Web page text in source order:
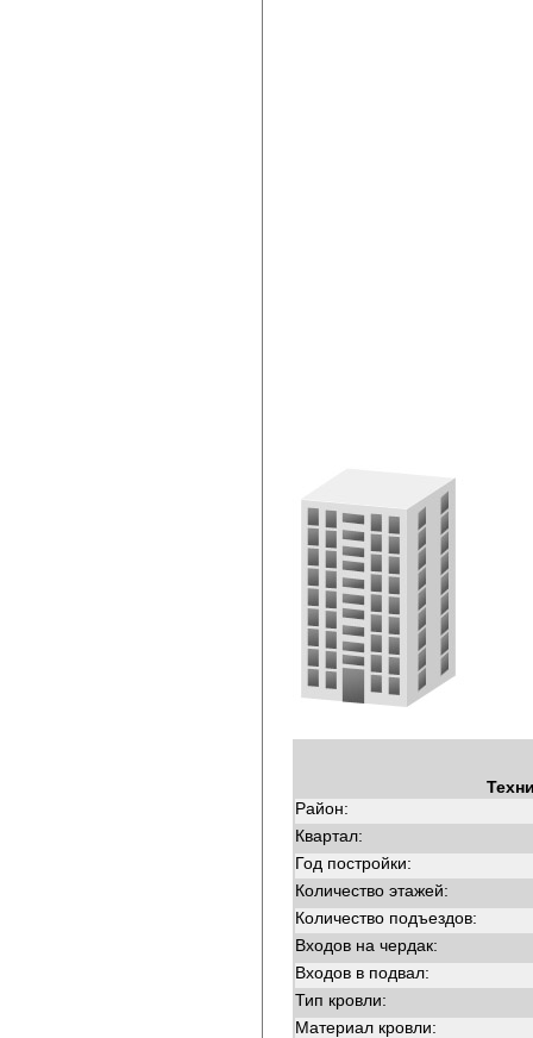
Район:
Квартал:
Год постройки:
Количество этажей:
Количество подъездов:
Входов на чердак:
Входов в подвал:
Тип кровли:
Материал кровли: